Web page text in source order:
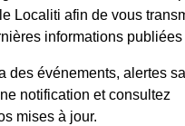
Localiti afin de vous
informations publiées
des événements, alertes
notification et consultez
mises à jour.